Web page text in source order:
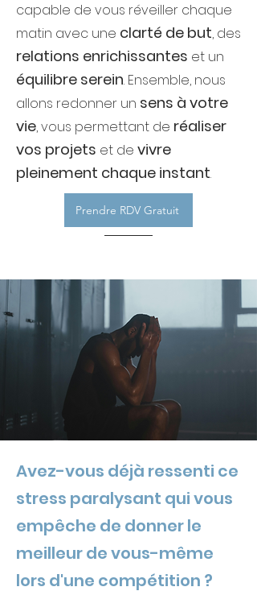
capable de vous réveiller chaque
matin avec une clarté de but, des
relations enrichissantes et un
équilibre serein. Ensemble, nous
allons redonner un sens à votre
vie, vous permettant de réaliser
vos projets et de vivre
pleinement chaque instant.
Prendre RDV Gratuit
Avez-vous déjà ressenti ce
stress paralysant qui vous
empêche de donner le
meilleur de vous-même
lors d'une compétition ?